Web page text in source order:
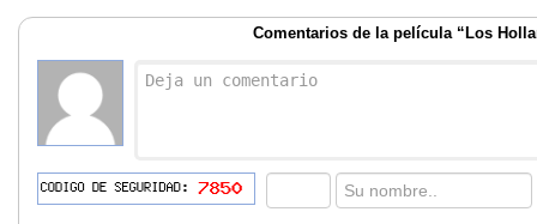
Comentarios de la película “Los